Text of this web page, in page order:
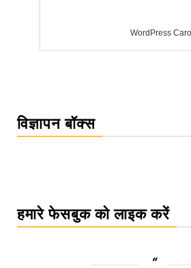
WordPress
विज्ञापन बॉक्स
हमारे फेसबुक को लाइक करें